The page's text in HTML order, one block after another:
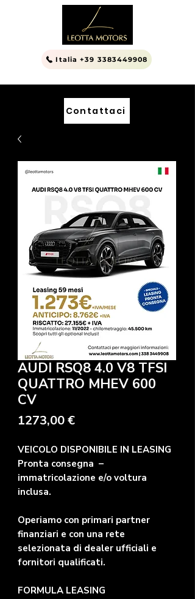
Italia +39 3383449908
Contattaci
AUDI RSQ8 4.0 V8 TFSI
QUATTRO MHEV 600
CV
1273,00 €Prezzo
VEICOLO DISPONIBILE IN LEASING
Pronta consegna –
immatricolazione e/o voltura
inclusa.
Operiamo con primari partner
finanziari e con una rete
selezionata di dealer ufficiali e
fornitori qualificati.
FORMULA LEASING